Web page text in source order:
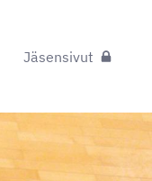
Jäsensivut